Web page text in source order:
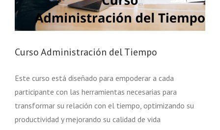
Curso Administración del Tiempo
Este curso está diseñado para empoderar a cada
participante con las herramientas necesarias para
transformar su relación con el tiempo, optimizando su
productividad y mejorando su calidad de vida